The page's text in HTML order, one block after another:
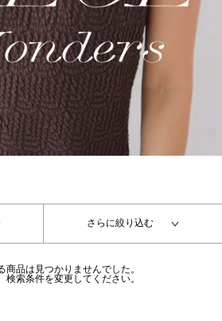
さらに絞り込む
商品は見つかりませんでした。
検索条件を変更してください。